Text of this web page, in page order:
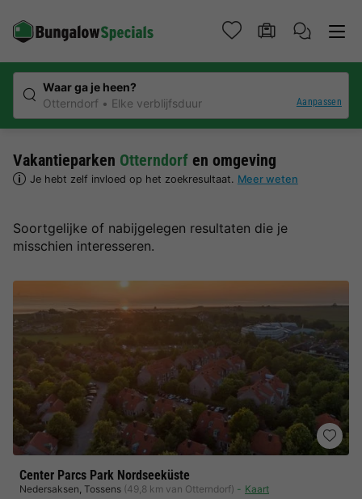
Waar ga je heen?
Otterndorf
Elke verblijfsduur Aanpassen
Vakantieparken Otterndorf en omgeving
Je hebt zelf invloed op het zoekresultaat. Meer weten
Soortgelijke of nabijgelegen resultaten die je
misschien interesseren.
Center Parcs Park Nordseeküste
Nedersaksen, Tossens (49,8 km van Otterndorf) Kaart